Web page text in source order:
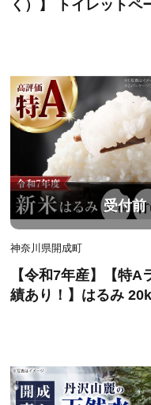
く）】 トイレットペ
おもてなしトイレッ
ル） 24ロール(4ロー
紙クレシア株式会社
レットペーパー トイ
ダブル といれっとぺ
災 日用品 新生活 ま
品 [BDAM035]
受付前
神奈川県開成町
【令和7年産】【特A
績あり！】はるみ
ファーム】 米 お米
み 新米 令和7年産